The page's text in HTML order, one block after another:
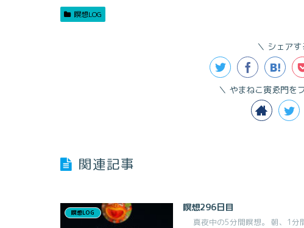
瞑想LOG
シェアす
やまねこ寅ゑ門を
関連記事
瞑想LOG 瞑想296日目
真夜中の5分間瞑想。 朝、1分